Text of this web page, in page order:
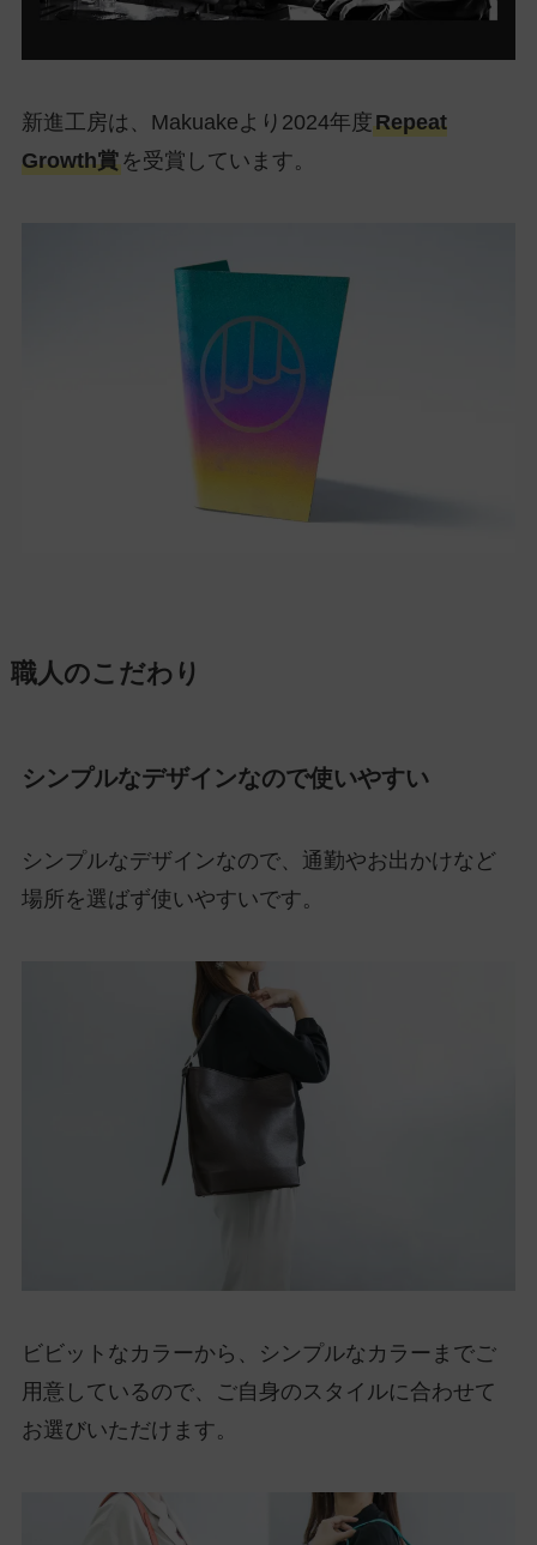
新進工房は、Makuakeより2024年度Repeat
Growth賞を受賞しています。
職人のこだわり
シンプルなデザインなので使いやすい
シンプルなデザインなので、通勤やお出かけなど
場所を選ばず使いやすいです。
ビビットなカラーから、シンプルなカラーまでご
用意しているので、ご自身のスタイルに合わせて
お選びいただけます。